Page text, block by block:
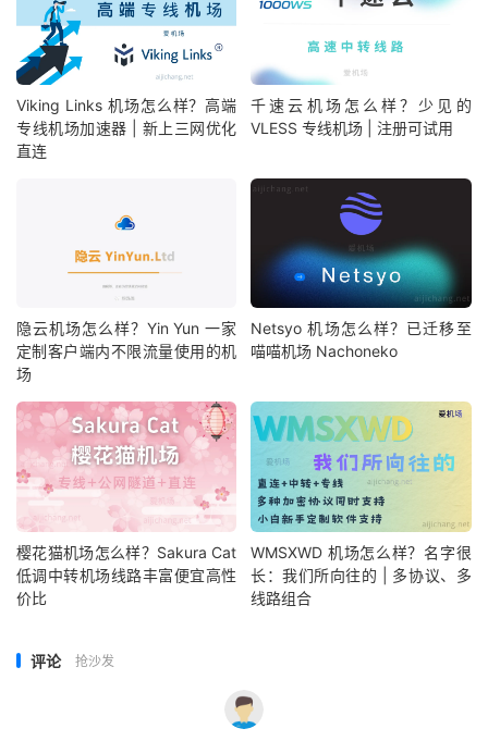
Viking Links 机场怎么样？高端
专线机场加速器 | 新上三网优化
直连
千速云机场怎么样？少见的
VLESS 专线机场 | 注册可试用
隐云机场怎么样？Yin Yun 一家
定制客户端内不限流量使用的机
场
Netsyo 机场怎么样？已迁移至
喵喵机场 Nachoneko
樱花猫机场怎么样？Sakura Cat
低调中转机场线路丰富便宜高性
价比
WMSXWD 机场怎么样？名字很
长：我们所向往的 | 多协议、多
线路组合
评论 抢沙发